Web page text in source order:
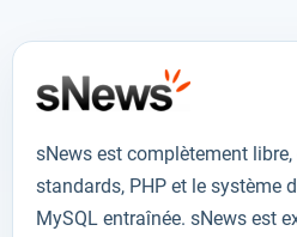
sNews est complètement libre,
standards, PHP et le système
MySQL entraînée. sNews est